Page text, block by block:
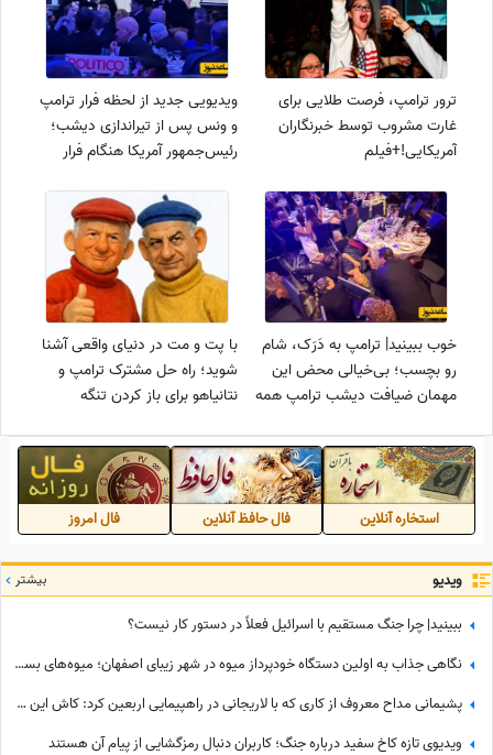
ترور ترامپ، فرصت طلایی برای
غارت مشروب توسط خبرنگاران
آمریکایی!+فیلم
ویدیویی جدید از لحظه فرار ترامپ
و ونس پس از تیراندازی دیشب؛
رئیس‌جمهور آمریکا هنگام فرار
خوب ببینید| ترامپ به دَرَک، شام
رو بچسب؛ بی‌خیالی محض این
مهمان ضیافت دیشب ترامپ همه
با پت و مت در دنیای واقعی آشنا
شوید؛ راه حل مشترک ترامپ و
نتانیاهو برای باز کردن تنگه
استخاره آنلاین فال حافظ آنلاین فال امروز
ویدیو بیشتر
ببینید| چرا جنگ مستقیم با اسرائیل فعلاً در دستور کار نیست؟
نگاهی جذاب به اولین دستگاه خودپرداز میوه در شهر زیبای اصفهان؛ میوه‌های بسته بندی شده و خوش‌رنگ فقط با یه کارت کشیدن به دستتون میرسه+ویدیو/ عجب تکنولوژی باحالی😍
پشیمانی مداح معروف از کاری که با لاریجانی در راهپیمایی اربعین کرد: کاش این کار را نمی‌کردم
ویدیوی تازه کاخ سفید درباره جنگ؛ کاربران دنبال رمزگشایی از پیام آن هستند